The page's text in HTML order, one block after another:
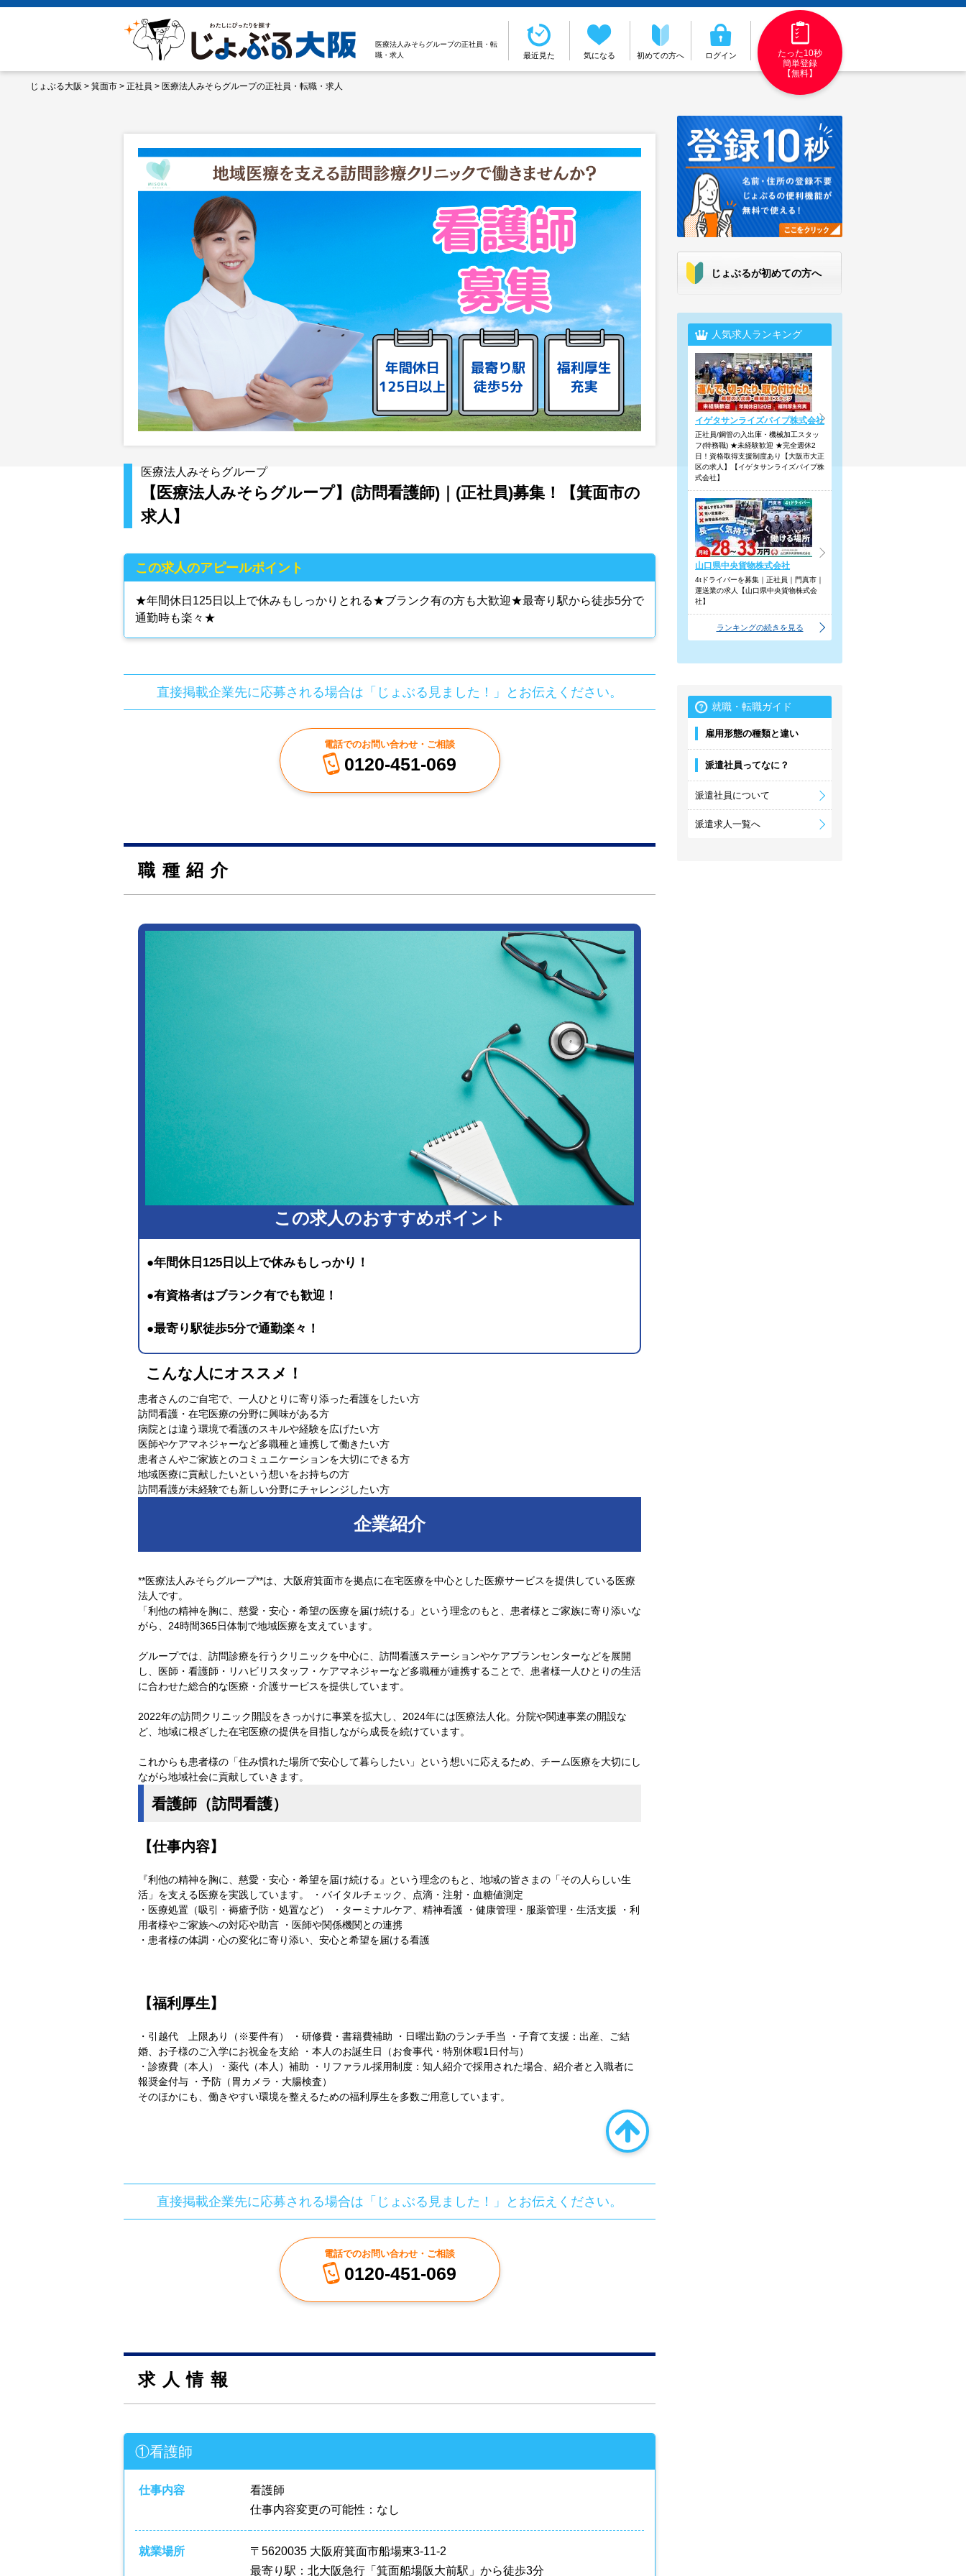
医療法人みそらグループの正社員・転
職・求人
最近見た 気になる 初めての方へ ログイン
たった10秒
簡単登録
【無料】
じょぶる大阪 > 箕面市 > 正社員 > 医療法人みそらグループの正社員・転職・求人
医療法人みそらグループ
【医療法人みそらグループ】(訪問看護師)｜(正社員)募集！【箕面市の
求人】
この求人のアピールポイント
★年間休日125日以上で休みもしっかりとれる★ブランク有の方も大歓迎★最寄り駅から徒歩5分で
通勤時も楽々★
直接掲載企業先に応募される場合は「じょぶる見ました！」とお伝えください。
電話でのお問い合わせ・ご相談
0120-451-069
職種紹介
この求人のおすすめポイント
●年間休日125日以上で休みもしっかり！
●有資格者はブランク有でも歓迎！
●最寄り駅徒歩5分で通勤楽々！
こんな人にオススメ！
患者さんのご自宅で、一人ひとりに寄り添った看護をしたい方
訪問看護・在宅医療の分野に興味がある方
病院とは違う環境で看護のスキルや経験を広げたい方
医師やケアマネジャーなど多職種と連携して働きたい方
患者さんやご家族とのコミュニケーションを大切にできる方
地域医療に貢献したいという想いをお持ちの方
訪問看護が未経験でも新しい分野にチャレンジしたい方
企業紹介
**医療法人みそらグループ**は、大阪府箕面市を拠点に在宅医療を中心とした医療サービスを提供している医療
法人です。
「利他の精神を胸に、慈愛・安心・希望の医療を届け続ける」という理念のもと、患者様とご家族に寄り添いな
がら、24時間365日体制で地域医療を支えています。
グループでは、訪問診療を行うクリニックを中心に、訪問看護ステーションやケアプランセンターなどを展開
し、医師・看護師・リハビリスタッフ・ケアマネジャーなど多職種が連携することで、患者様一人ひとりの生活
に合わせた総合的な医療・介護サービスを提供しています。
2022年の訪問クリニック開設をきっかけに事業を拡大し、2024年には医療法人化。分院や関連事業の開設な
ど、地域に根ざした在宅医療の提供を目指しながら成長を続けています。
これからも患者様の「住み慣れた場所で安心して暮らしたい」という想いに応えるため、チーム医療を大切にし
ながら地域社会に貢献していきます。
看護師（訪問看護）
【仕事内容】
『利他の精神を胸に、慈愛・安心・希望を届け続ける』という理念のもと、地域の皆さまの「その人らしい生
活」を支える医療を実践しています。 ・バイタルチェック、点滴・注射・血糖値測定
・医療処置（吸引・褥瘡予防・処置など） ・ターミナルケア、精神看護 ・健康管理・服薬管理・生活支援 ・利
用者様やご家族への対応や助言 ・医師や関係機関との連携
・患者様の体調・心の変化に寄り添い、安心と希望を届ける看護
【福利厚生】
・引越代 上限あり（※要件有） ・研修費・書籍費補助 ・日曜出勤のランチ手当 ・子育て支援：出産、ご結
婚、お子様のご入学にお祝金を支給 ・本人のお誕生日（お食事代・特別休暇1日付与）
・診療費（本人）・薬代（本人）補助 ・リファラル採用制度：知人紹介で採用された場合、紹介者と入職者に
報奨金付与 ・予防（胃カメラ・大腸検査）
そのほかにも、働きやすい環境を整えるための福利厚生を多数ご用意しています。
直接掲載企業先に応募される場合は「じょぶる見ました！」とお伝えください。
電話でのお問い合わせ・ご相談
0120-451-069
求人情報
①看護師
仕事内容
看護師
仕事内容変更の可能性：なし
就業場所
〒5620035 大阪府箕面市船場東3-11-2
最寄り駅：北大阪急行「箕面船場阪大前駅」から徒歩3分
じょぶるが初めての方へ
人気求人ランキング
イゲタサンライズパイプ株式会社
正社員/鋼管の入出庫・機械加工スタッ
フ(特務職) ★未経験歓迎 ★完全週休2
日！資格取得支援制度あり【大阪市大正
区の求人】【イゲタサンライズパイプ株
式会社】
山口県中央貨物株式会社
4tドライバーを募集｜正社員｜門真市｜
運送業の求人【山口県中央貨物株式会
社】
ランキングの続きを見る
就職・転職ガイド
雇用形態の種類と違い
派遣社員ってなに？
派遣社員について
派遣求人一覧へ